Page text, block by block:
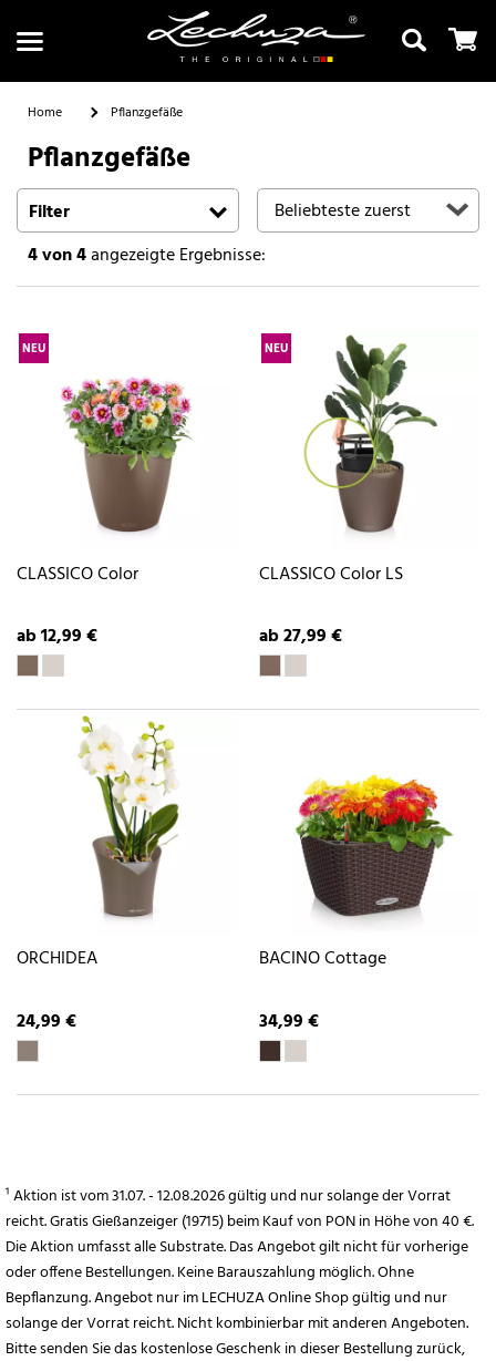
Suchen
Home Pflanzgefäße
Pflanzgefäße
Filter
4von 4angezeigte Ergebnisse:
NEU
CLASSICO Color
ab 12,99 €
NEU
CLASSICO Color LS
ab 27,99 €
ORCHIDEA
24,99 €
BACINO Cottage
34,99 €
¹ Aktion ist vom 31.07. - 12.08.2026 gültig und nur solange der Vorrat
reicht. Gratis Gießanzeiger (19715) beim Kauf von PON in Höhe von 40 €.
Die Aktion umfasst alle Substrate. Das Angebot gilt nicht für vorherige
oder offene Bestellungen. Keine Barauszahlung möglich. Ohne
Bepflanzung. Angebot nur im LECHUZA Online Shop gültig und nur
solange der Vorrat reicht. Nicht kombinierbar mit anderen Angeboten.
Bitte senden Sie das kostenlose Geschenk in dieser Bestellung zurück,